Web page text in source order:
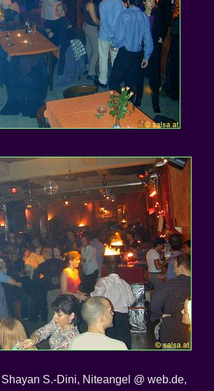
Shayan S.-Dini, Niteangel @ web.de,